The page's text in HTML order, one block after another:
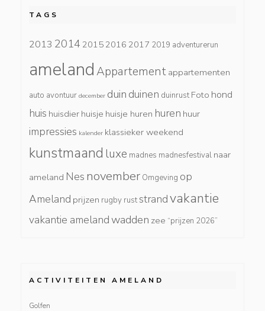
TAGS
2013 2014 2015 2016 2017 2019 adventurerun
amelandAppartement appartementen
auto avontuur december duin duinen duinrust Foto hond
huis huisdier huisje huisje huren huren huur
impressies kalender klassieker weekend
kunstmaand luxe madnes madnesfestival naar
ameland Nes november Omgeving op
Ameland prijzen rugby ruststrandvakantie
vakantie amelandwadden zee “prijzen 2026”
ACTIVITEITEN AMELAND
Golfen